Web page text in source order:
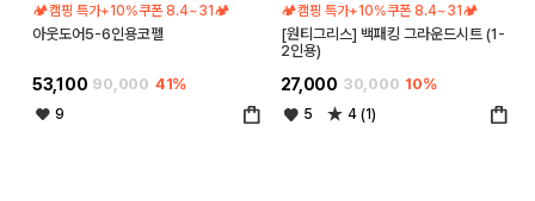
🏕️캠핑 특가+10%쿠폰 8.4~31🏕️
아웃도어5-6인용코펠
53,100 90,000 41%
9
🏕️캠핑 특가+10%쿠폰 8.4~31🏕️
[원티그리스] 백패킹 그라운드시트 (1-
2인용)
27,000 30,000 10%
5 4 (1)